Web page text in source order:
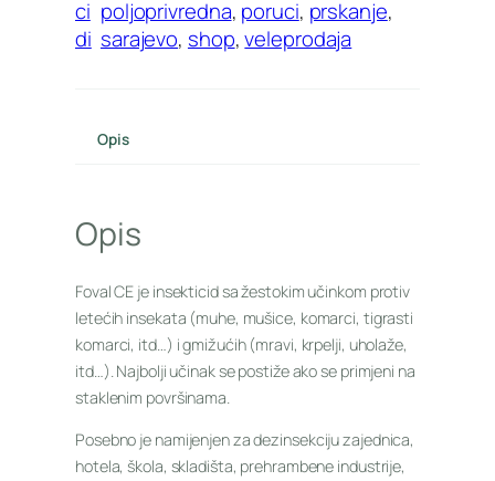
ci
di
poljoprivredna, poruci, prskanje
sarajevo, shop, veleprodaja
Opis
Opis
Foval CE je insekticid sa žestokim učinkom protiv
letećih insekata (muhe, mušice, komarci, tigrasti
komarci, itd…) i gmižućih (mravi, krpelji, uholaže,
itd…). Najbolji učinak se postiže ako se primjeni na
staklenim površinama.
Posebno je namijenjen za dezinsekciju zajednica,
hotela, škola, skladišta, prehrambene industrije,